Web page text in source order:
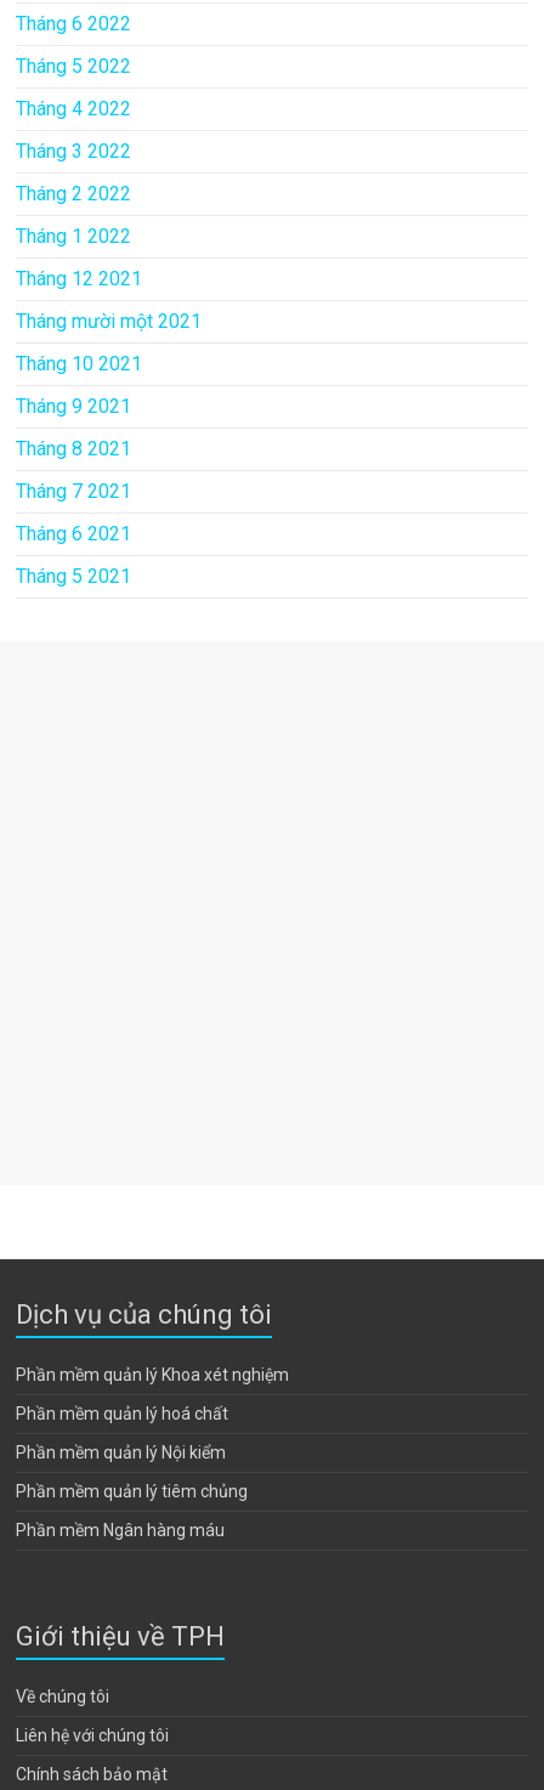
Tháng 6 2022
Tháng 5 2022
Tháng 4 2022
Tháng 3 2022
Tháng 2 2022
Tháng 1 2022
Tháng 12 2021
Tháng mười một 2021
Tháng 10 2021
Tháng 9 2021
Tháng 8 2021
Tháng 7 2021
Tháng 6 2021
Tháng 5 2021
Dịch vụ của chúng tôi
Phần mềm quản lý Khoa xét nghiệm
Phần mềm quản lý hoá chất
Phần mềm quản lý Nội kiểm
Phần mềm quản lý tiêm chủng
Phần mềm Ngân hàng máu
Giới thiệu về TPH
Về chúng tôi
Liên hệ với chúng tôi
Chính sách bảo mật